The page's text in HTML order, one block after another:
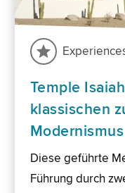
Temple
klassischen
Modernismus
Diese geführte
Führung durch